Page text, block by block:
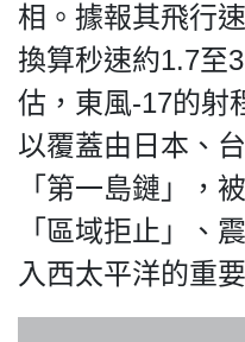
私
隱
政
策
及
免
責
聲
©
相。據報其飛行
換算秒速約1.7至
估，東風-17的射
以覆蓋由日本、
「第一島鏈」，
「區域拒止」、
入西太平洋的重